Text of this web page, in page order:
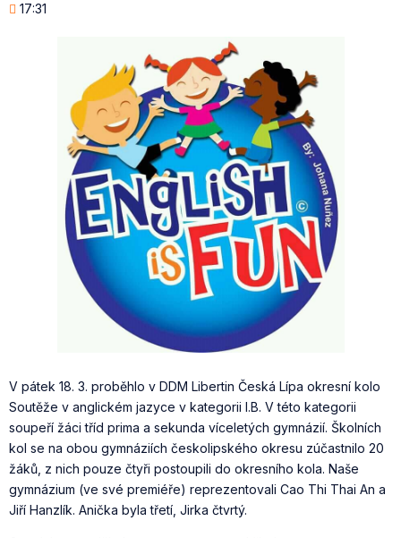
17:31
V pátek 18. 3. proběhlo v DDM Libertin Česká Lípa okresní kolo
Soutěže v anglickém jazyce v kategorii I.B. V této kategorii
soupeří žáci tříd prima a sekunda víceletých gymnázií. Školních
kol se na obou gymnáziích českolipského okresu zúčastnilo 20
žáků, z nich pouze čtyři postoupili do okresního kola. Naše
gymnázium (ve své premiéře) reprezentovali Cao Thi Thai An a
Jiří Hanzlík. Anička byla třetí, Jirka čtvrtý.